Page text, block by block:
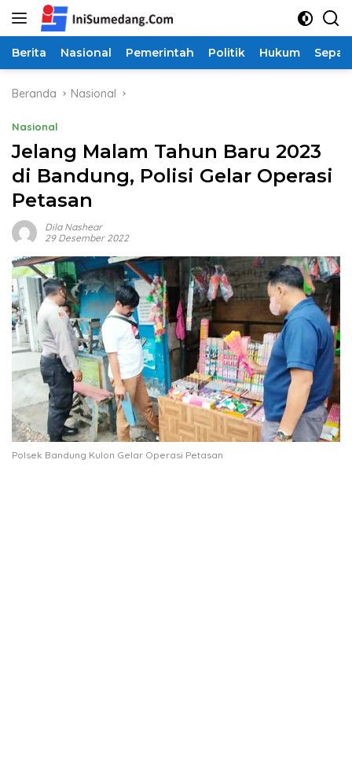
Langsung
Berita Nasional Pemerintah Politik Hukum
Beranda Nasional
Nasional
Jelang Malam Tahun Baru 2023
di Bandung, Polisi Gelar Operasi
Petasan
Dila Nashear
29 Desember 2022
Polsek Bandung Kulon Gelar Operasi Petasan